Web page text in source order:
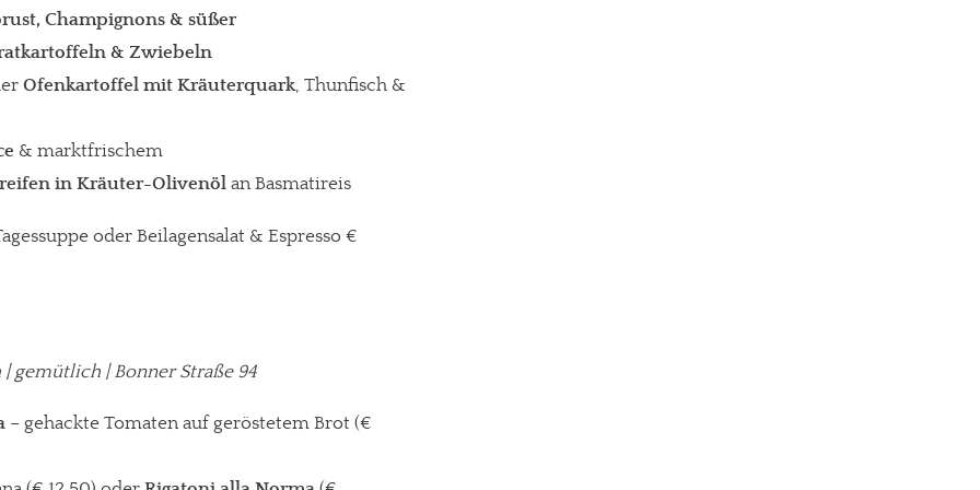
Champignons & süßer
& Zwiebeln
Ofenkartoffel mit Kräuterquark, Thunfisch &
& marktfrischem
in Kräuter-Olivenöl an Basmatireis
oder Beilagensalat & Espresso €
gemütlich | Bonner Straße 94
– gehackte Tomaten auf geröstetem Brot (€